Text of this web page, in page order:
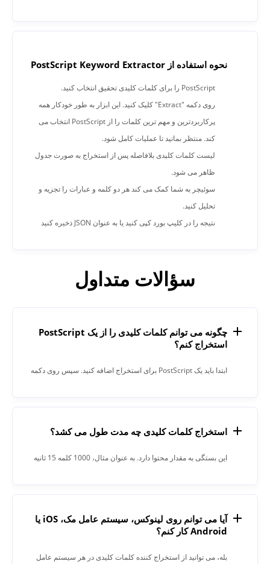
نحوه استفاده از PostScript Keyword Extractor
PostScript را برای کلمات کلیدی تحقیق انتخاب کنید.
روی دکمه "Extract" کلیک کنید. این ابزار به طور خودکار همه
پرکاربردترین و مهم ترین کلمات را از PostScript انتخاب می
کند. منتظر بمانید تا عملیات کامل شود.
لیست کلمات کلیدی بلافاصله پس از استخراج به صورت جدول
ظاهر می شود.
سوئیچر به شما کمک می کند هر دو کلمه و عبارات را تجزیه و
تحلیل کنید.
نتیجه را در کلیپ بورد کپی کنید یا به عنوان JSON ذخیره کنید
سؤالات متداول
چگونه می توانم کلمات کلیدی را از یک PostScript
استخراج کنم؟
ابتدا باید یک PostScript برای استخراج اضافه کنید. سپس روی دکمه
استخراج کلمات کلیدی چه مدت طول می کشد؟
این بستگی به مقدار محتوا دارد. به عنوان مثال، 1000 کلمه 15 ثانیه
آیا می توانم روی لینوکس، سیستم عامل مک، iOS یا
Android کار کنم؟
بله، می توانید از استخراج کننده کلمات کلیدی در هر سیستم عامل